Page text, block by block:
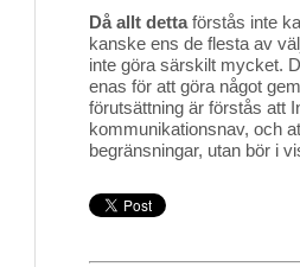
Då allt dettaförstås inte
kanske ens de flesta av
inte göra särskilt mycket.
enas för att göra något
förutsättning är förstås att
kommunikationsnav, och
begränsningar, utan bör i